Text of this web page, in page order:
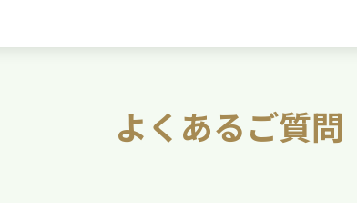
よくあるご質問